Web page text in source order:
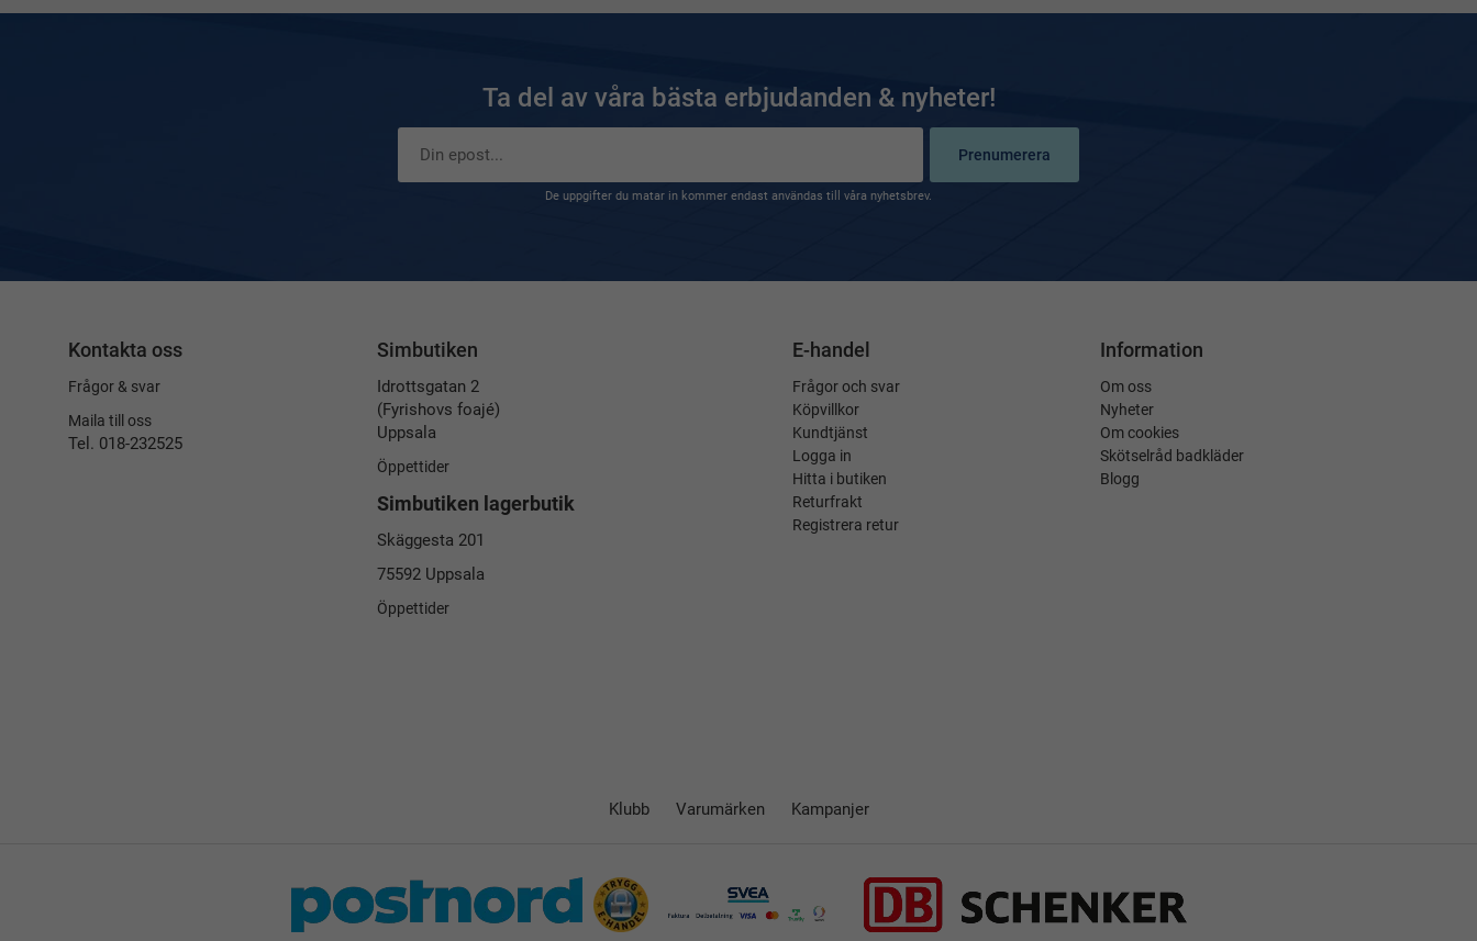
Ta del av våra bästa erbjudanden & nyheter!
Prenumerera
De uppgifter du matar in kommer endast användas till våra nyhetsbrev.
Kontakta oss
Frågor & svar
Maila till oss
Tel. 018-232525
Simbutiken
Idrottsgatan 2
(Fyrishovs foajé)
Uppsala
Öppettider
Simbutiken lagerbutik
Skäggesta 201
75592 Uppsala
Öppettider
E-handel
Frågor och svar
Köpvillkor
Kundtjänst
Logga in
Hitta i butiken
Returfrakt
Registrera retur
Information
Om oss
Nyheter
Om cookies
Skötselråd badkläder
Blogg
Klubb Varumärken Kampanjer